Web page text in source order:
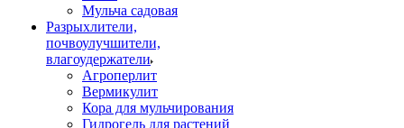
Мульча садовая
Разрыхлители,
почвоулучшители,
влагоудержатели
Агроперлит
Вермикулит
Кора для мульчирования
Гидрогель для растений